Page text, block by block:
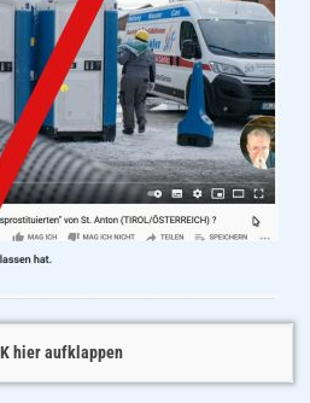
hier aufklappen